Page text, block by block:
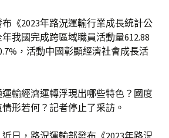
《2023年路況運輸行業成長統計公
我國完成跨區域職員活動量612.88
，活動中國彰顯經濟社會成長活
輸經濟運轉浮現出哪些特色？國度
形若何？記者停止了采訪。
日，路況運輸部發布《2023年路況